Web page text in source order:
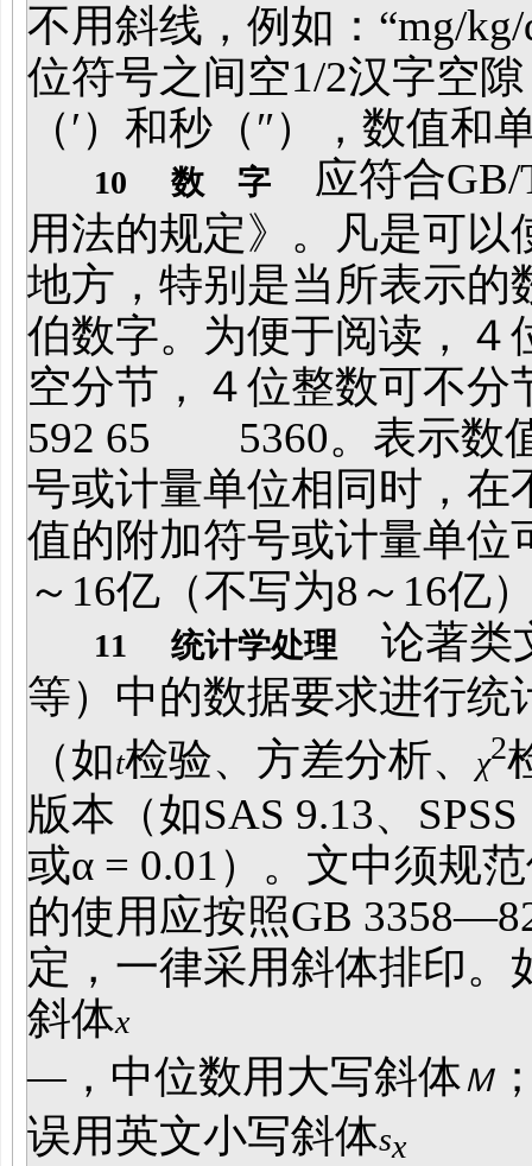
不用斜线，例如：“mg/kg/
位符号之间空1/2汉字空
（′）和秒（″），数值
10 数 字
应符合GB/
用法的规定》。凡是可
地方，特别是当所表示的
伯数字。为便于阅读，４
空分节，４位整数可不
592 65 5360。表示数
号或计量单位相同时，在
值的附加符号或计量单位
～16亿（不写为8～16亿
11 统计学处理
论著类
等）中的数据要求进行统
（如t检验、方差分析、 χ2
版本（如SAS 9.13、
或α = 0.01）。文中须规
的使用应按照GB
定，一律采用斜体排印
斜体x
— ，中位数用大写斜体Ｍ
误用英文小写斜体sx